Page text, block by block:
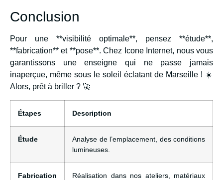
Conclusion
Pour une **visibilité optimale**, pensez **étude**,
**fabrication** et **pose**. Chez Icone Internet, nous vous
garantissons une enseigne qui ne passe jamais
inaperçue, même sous le soleil éclatant de Marseille ! ☀️
Alors, prêt à briller ? 🚀
Étapes Description
Étude
Analyse de l’emplacement, des conditions
lumineuses.
Fabrication
Réalisation dans nos ateliers, matériaux